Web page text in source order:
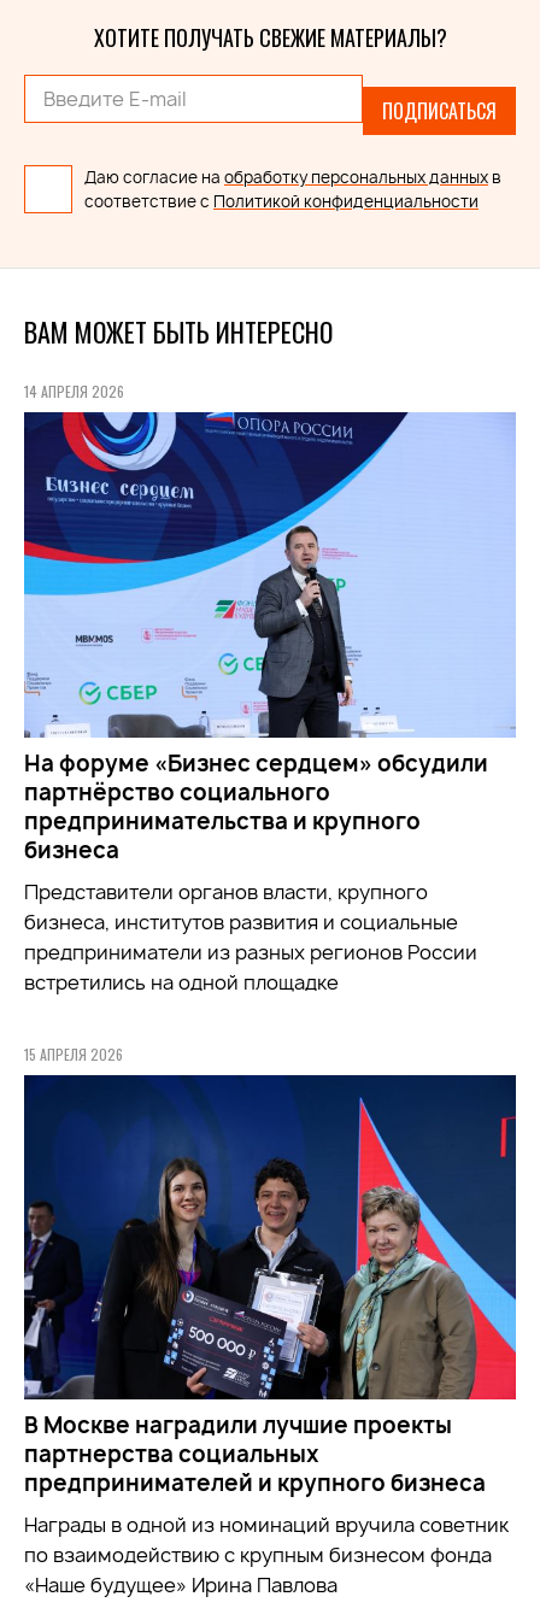
ХОТИТЕ ПОЛУЧАТЬ СВЕЖИЕ МАТЕРИАЛЫ?
ПОДПИСАТЬСЯ
Даю согласие на обработку персональных данных в
соответствие с Политикой конфиденциальности
ВАМ МОЖЕТ БЫТЬ ИНТЕРЕСНО
14 АПРЕЛЯ 2026
На форуме «Бизнес сердцем» обсудили
партнёрство социального
предпринимательства и крупного
бизнеса
Представители органов власти, крупного
бизнеса, институтов развития и социальные
предприниматели из разных регионов России
встретились на одной площадке
15 АПРЕЛЯ 2026
В Москве наградили лучшие проекты
партнерства социальных
предпринимателей и крупного бизнеса
Награды в одной из номинаций вручила советник
по взаимодействию с крупным бизнесом фонда
«Наше будущее» Ирина Павлова